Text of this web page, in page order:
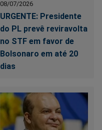
08/07/2026
URGENTE: Presidente
do PL prevê reviravolta
no STF em favor de
Bolsonaro em até 20
dias